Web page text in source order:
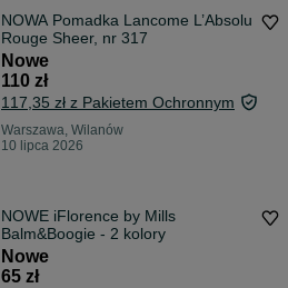
NOWA Pomadka Lancome L’Absolu
Rouge Sheer, nr 317
Nowe
110 zł
117,35 zł z Pakietem Ochronnym
Warszawa, Wilanów
10 lipca 2026
NOWE iFlorence by Mills
Balm&Boogie - 2 kolory
Nowe
65 zł